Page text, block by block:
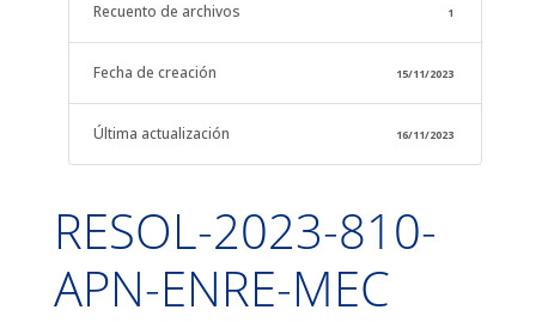
Recuento de archivos 1
Fecha de creación 15/11/2023
Última actualización 16/11/2023
RESOL-2023-810-
APN-ENRE-MEC